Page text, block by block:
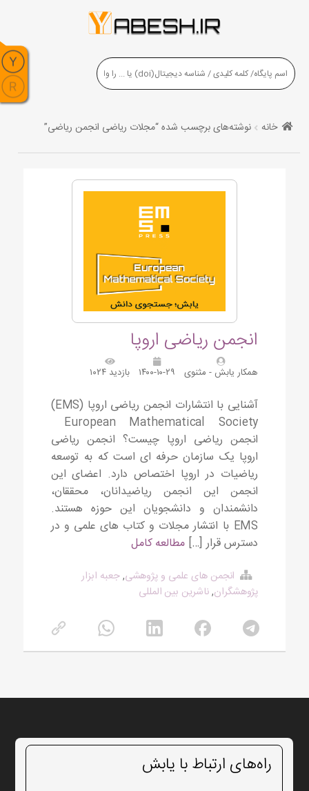
خانه نوشته‌های برچسب شده “مجلات ریاضی انجمن ریاضی”
انجمن ریاضی اروپا
همکار یابش - مثنوی ۱۴۰۰-۱۰-۲۹ بازدید ۱۰۲۴
آشنایی با انتشارات انجمن ریاضی اروپا (EMS)
انجمن ریاضی اروپا چیست؟ انجمن ریاضی
اروپا یک سازمان حرفه ای است که به توسعه
ریاضیات در اروپا اختصاص دارد. اعضای این
انجمن این انجمن ریاضیدانان، محققان،
دانشمندان و دانشجویان این حوزه هستند.
EMS با انتشار مجلات و کتاب های علمی و در
دسترس قرار […] مطالعه کامل
انجمن های علمی و پژوهشی,جعبه ابزار
پژوهشگران,ناشرین بین المللی
راه‌های ارتباط با یابش